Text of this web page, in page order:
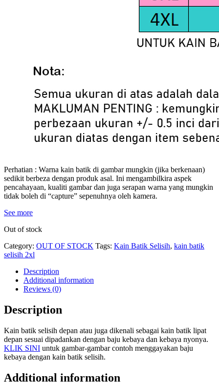
Perhatian : Warna kain batik di gambar mungkin (jika berkenaan)
sedikit berbeza dengan produk asal. Ini mengambilkira aspek
pencahayaan, kualiti gambar dan juga serapan warna yang mungkin
tidak boleh di “capture” sepenuhnya oleh kamera.
See more
Out of stock
Category: OUT OF STOCK Tags: Kain Batik Selisih, kain batik
selisih 2xl
Description
Additional information
Reviews (0)
Description
Kain batik selisih depan atau juga dikenali sebagai kain batik lipat
depan sesuai dipadankan dengan baju kebaya dan kebaya nyonya.
KLIK SINI untuk gambar-gambar contoh menggayakan baju
kebaya dengan kain batik selisih.
Additional information